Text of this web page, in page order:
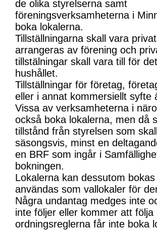
de olika styrelserna samt
föreningsverksamheterna i
boka lokalerna.
Tillställningarna skall vara
arrangeras av förening och
tillstälningar skall vara till för
hushållet.
Tillställningar för företag,
eller i annat kommersiellt syfte
Vissa av verksamheterna i
också boka lokalerna, men då
tillstånd från styrelsen som
säsongsvis, minst en
en BRF som ingår i
bokningen.
Lokalerna kan dessutom
användas som vallokaler för
Några undantag medges inte
inte följer eller kommer att följa
ordningsreglerna får inte boka